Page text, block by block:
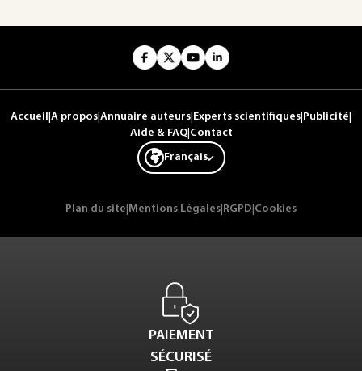
Accueil A propos Annuaire auteurs Experts scientifiques Publicité
Aide & FAQ| Contact
Français
Plan du site Mentions Légales RGPD Cookies
PAIEMENT
SÉCURISÉ